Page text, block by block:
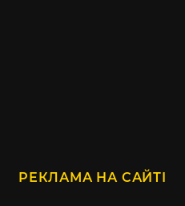
РЕКЛАМА НА САЙТІ